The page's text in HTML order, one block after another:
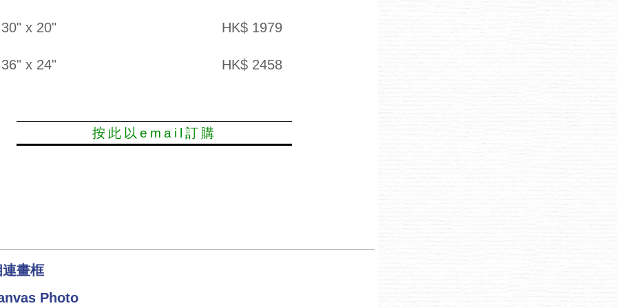
30" x 20" HK$ 1979
36" x 24" HK$ 2458
按此以email訂購
畫框
Photo